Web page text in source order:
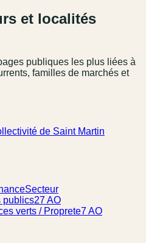
et localités
publiques les plus liées à
familles de marchés et
de Saint Martin
Secteur
publics27 AO
verts / Proprete7 AO